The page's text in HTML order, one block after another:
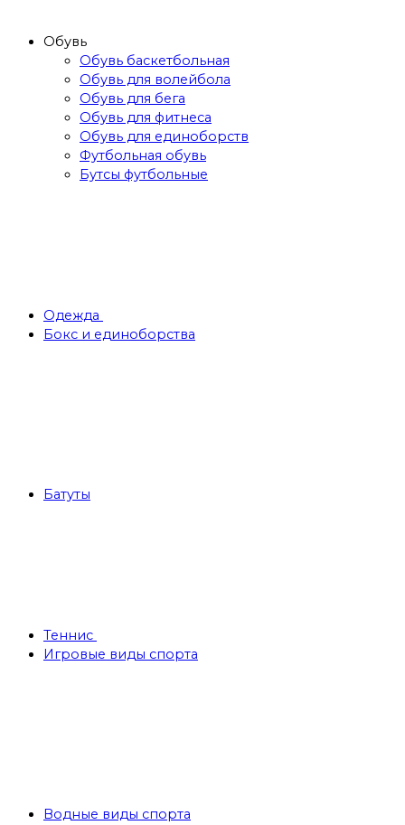
Обувь
Обувь баскетбольная
Обувь для волейбола
Обувь для бега
Обувь для фитнеса
Обувь для единоборств
Футбольная обувь
Бутсы футбольные
Одежда
Бокс и единоборства
Батуты
Теннис
Игровые виды спорта
Водные виды спорта